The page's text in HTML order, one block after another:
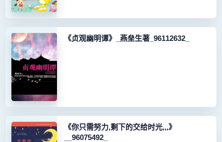
《贞观幽明谭》_燕垒生著_96112632_
《你只需努力,剩下的交给时光,,,》
__96075492_